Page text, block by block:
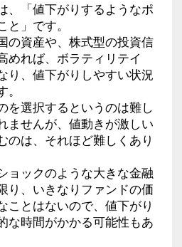
、「値下がりするようなポ
」です。
の資産や、株式型の投資信
めれば、ボラティリテイ
り、値下がりしやすい状況
を選択するというのは難し
ませんが、値動きが激しい
のは、それほど難しくあり
ョックのような大きな金融
り、いきなりファンドの価
ことはないので、値下がり
な時間がかかる可能性もあ